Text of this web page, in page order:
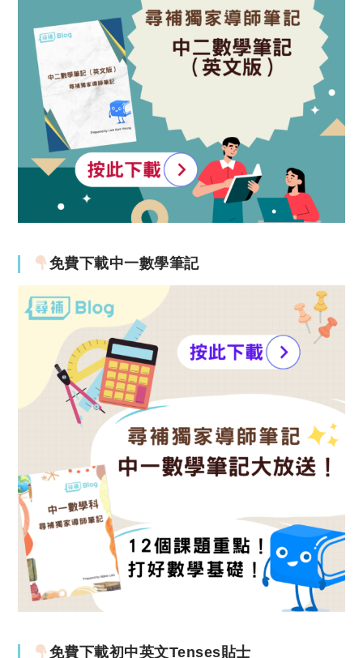
免費下載中一數學筆記
免費下載初中英文Tenses貼士